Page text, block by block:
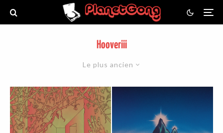
Hooveriii
Le plus ancien